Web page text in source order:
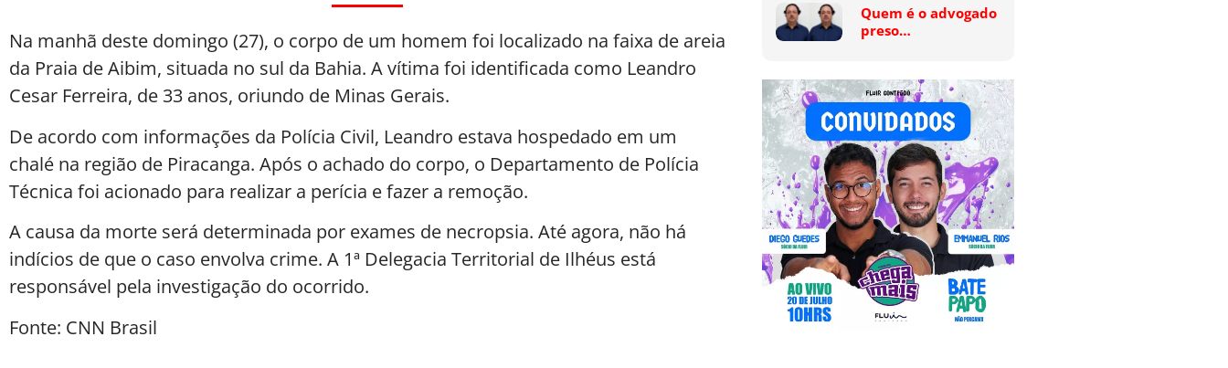
Na manhã deste domingo (27), o corpo de um homem foi localizado na faixa de areia
da Praia de Aibim, situada no sul da Bahia. A vítima foi identificada como Leandro
Cesar Ferreira, de 33 anos, oriundo de Minas Gerais.
De acordo com informações da Polícia Civil, Leandro estava hospedado em um
chalé na região de Piracanga. Após o achado do corpo, o Departamento de Polícia
Técnica foi acionado para realizar a perícia e fazer a remoção.
A causa da morte será determinada por exames de necropsia. Até agora, não há
indícios de que o caso envolva crime. A 1ª Delegacia Territorial de Ilhéus está
responsável pela investigação do ocorrido.
Fonte: CNN Brasil
Quem é o advogado
preso…